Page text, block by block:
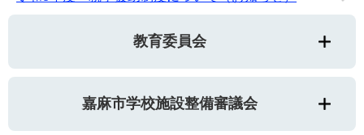
教育委員会
嘉麻市学校施設整備審議会